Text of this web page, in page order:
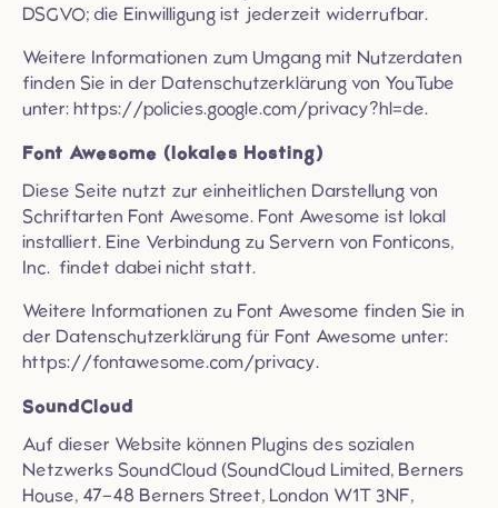
DSGVO; die Einwilligung ist jederzeit widerrufbar.
Weitere Informationen zum Umgang mit Nutzerdaten
finden Sie in der Datenschutzerklärung von YouTube
unter: https://policies.google.com/privacy?hl=de.
Font Awesome (lokales Hosting)
Diese Seite nutzt zur einheitlichen Darstellung von
Schriftarten Font Awesome. Font Awesome ist lokal
installiert. Eine Verbindung zu Servern von Fonticons,
Inc. findet dabei nicht statt.
Weitere Informationen zu Font Awesome finden Sie in
der Datenschutzerklärung für Font Awesome unter:
https://fontawesome.com/privacy.
SoundCloud
Auf dieser Website können Plugins des sozialen
Netzwerks SoundCloud (SoundCloud Limited, Berners
House, 47-48 Berners Street, London W1T 3NF,